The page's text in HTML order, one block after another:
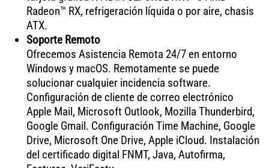
Radeon™ RX, refrigeración líquida o por aire, chasis
ATX.
Soporte Remoto
Ofrecemos Asistencia Remota 24/7 en entorno
Windows y macOS. Remotamente se puede
solucionar cualquier incidencia software.
Configuración de cliente de correo electrónico
Apple Mail, Microsoft Outlook, Mozilla Thunderbird,
Google Gmail. Configuración Time Machine, Google
Drive, Microsoft One Drive, Apple iCloud. Instalación
del certificado digital FNMT, Java, Autofirma,